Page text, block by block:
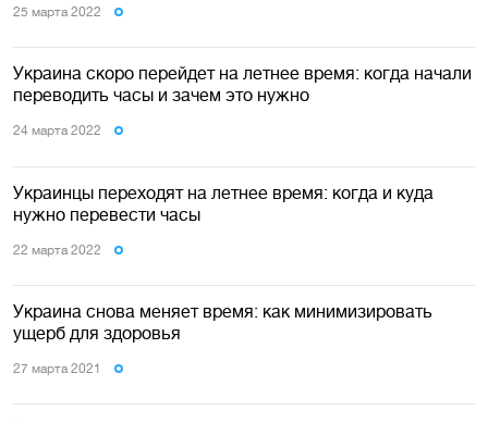
25 марта 2022
Украина скоро перейдет на летнее время: когда начали
переводить часы и зачем это нужно
24 марта 2022
Украинцы переходят на летнее время: когда и куда
нужно перевести часы
22 марта 2022
Украина снова меняет время: как минимизировать
ущерб для здоровья
27 марта 2021